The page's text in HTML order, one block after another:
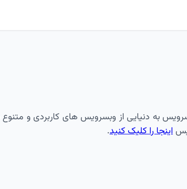
سرویس به دنیایی از وبسرویس های کاربردی و
اینجا را کلیک کنید.